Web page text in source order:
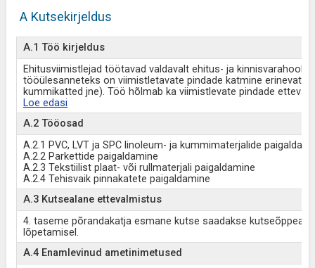
A Kutsekirjeldus
A.1 Töö kirjeldus
Ehitusviimistlejad töötavad valdavalt ehitus- ja
tööülesanneteks on viimistletavate pindade katmine erinevate
kummikatted jne). Töö hõlmab ka viimistlevate pindade
Loe edasi
A.2 Tööosad
A.2.1 PVC, LVT ja SPC linoleum- ja kummimaterjalide
A.2.2 Parkettide paigaldamine
A.2.3 Tekstiilist plaat- või rullmaterjali paigaldamine
A.2.4 Tehisvaik pinnakatete paigaldamine
A.3 Kutsealane ettevalmistus
4. taseme põrandakatja esmane kutse saadakse
lõpetamisel.
A.4 Enamlevinud ametinimetused